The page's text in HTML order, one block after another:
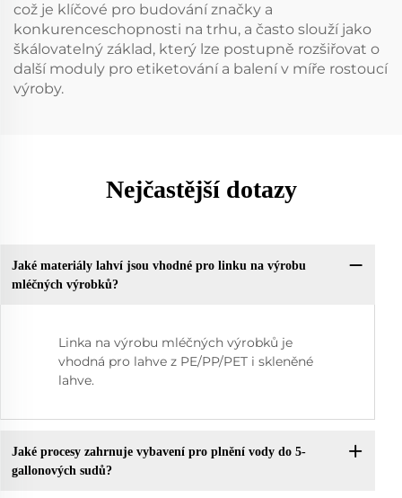
což je klíčové pro budování značky a
konkurenceschopnosti na trhu, a často slouží jako
škálovatelný základ, který lze postupně rozšiřovat o
další moduly pro etiketování a balení v míře rostoucí
výroby.
Nejčastější dotazy
Jaké materiály lahví jsou vhodné pro linku na výrobu
mléčných výrobků?
Linka na výrobu mléčných výrobků je
vhodná pro lahve z PE/PP/PET i skleněné
lahve.
Jaké procesy zahrnuje vybavení pro plnění vody do 5-
gallonových sudů?